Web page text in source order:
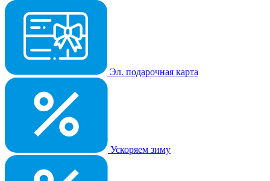
Эл. подарочная карта
Ускоряем зиму